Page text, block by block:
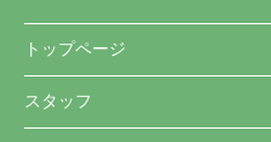
トップページ
スタッフ